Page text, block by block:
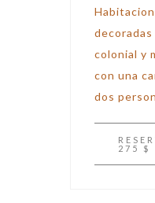
colonial y
con una
dos
275 $